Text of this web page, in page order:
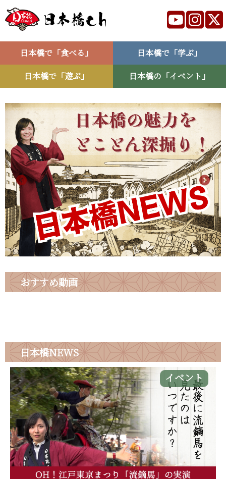
日本橋で「食べる」
日本橋で「学ぶ」
日本橋で「遊ぶ」
日本橋の「イベント」
おすすめ動画
日本橋NEWS
イベント